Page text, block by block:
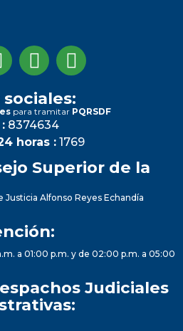
para tramitar PQRSDF
8374634
horas : 1769
Superior de la
Justicia Alfonso Reyes Echandía
a 01:00 p.m. y de 02:00 p.m. a 05:00
Judiciales